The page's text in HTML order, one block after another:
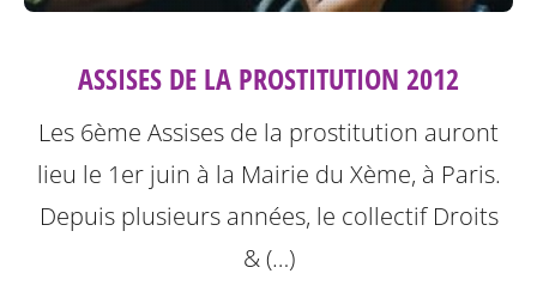
ASSISES DE LA PROSTITUTION 2012
Les 6ème Assises de la prostitution auront
lieu le 1er juin à la Mairie du Xème, à Paris.
Depuis plusieurs années, le collectif Droits
& (…)